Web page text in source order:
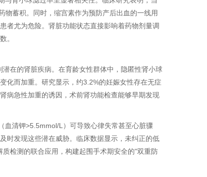
蓄积。同时，缩宫素作为预防产后出血的一线用
者尤为危险。肾脏功能状态直接影响着药物剂量调
。
在的肾脏疾病。在育龄女性群体中，隐匿性肾小球
化而加重。研究显示，约3.2%的妊娠女性存在无症
病急性加重的诱因，术前肾功能检查能够早期发现
血清钾>5.5mmol/L）可导致心律失常甚至心脏骤
时发现这些潜在威胁。临床数据显示，未纠正的低
检测的联合应用，构建起围手术期安全的"双重防